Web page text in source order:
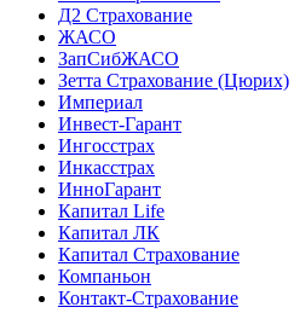
Д2 Страхование
ЖАСО
ЗапСибЖАСО
Зетта Страхование (Цюрих)
Империал
Инвест-Гарант
Ингосстрах
Инкасстрах
ИнноГарант
Капитал Life
Капитал ЛК
Капитал Страхование
Компаньон
Контакт-Страхование